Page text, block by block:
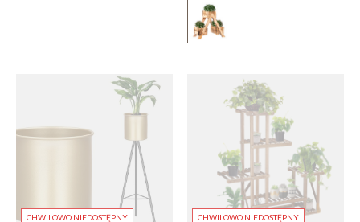
CHWILOWO NIEDOSTĘPNY CHWILOWO NIEDOSTĘPNY